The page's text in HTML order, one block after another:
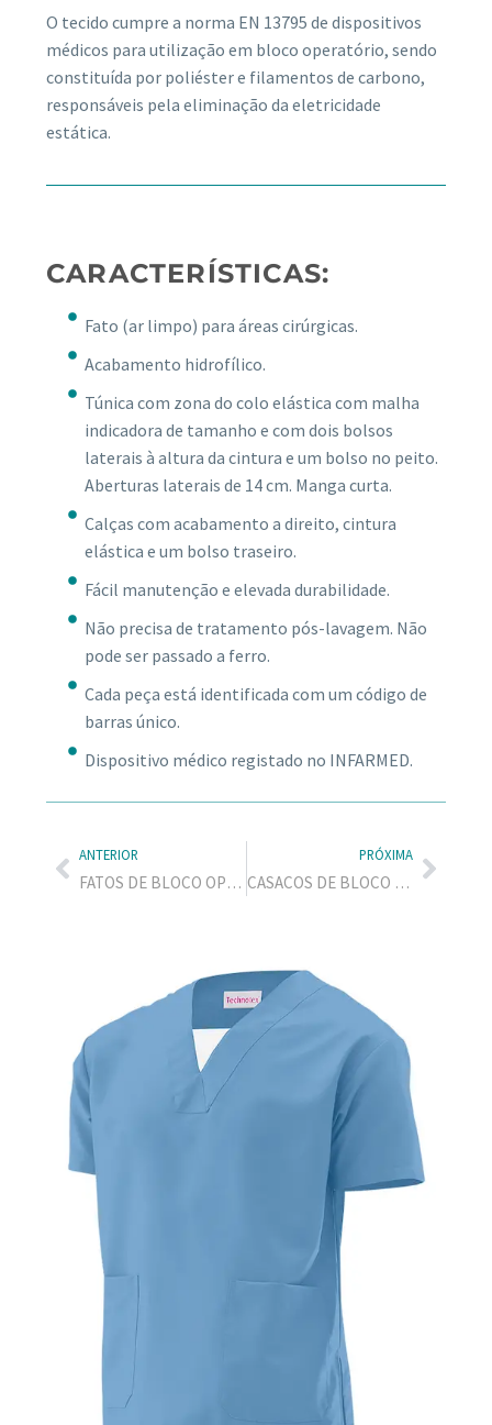
O tecido cumpre a norma EN 13795 de dispositivos
médicos para utilização em bloco operatório, sendo
constituída por poliéster e filamentos de carbono,
responsáveis pela eliminação da eletricidade
estática.
CARACTERÍSTICAS:
Fato (ar limpo) para áreas cirúrgicas.
Acabamento hidrofílico.
Túnica com zona do colo elástica com malha
indicadora de tamanho e com dois bolsos
laterais à altura da cintura e um bolso no peito.
Aberturas laterais de 14 cm. Manga curta.
Calças com acabamento a direito, cintura
elástica e um bolso traseiro.
Fácil manutenção e elevada durabilidade.
Não precisa de tratamento pós-lavagem. Não
pode ser passado a ferro.
Cada peça está identificada com um código de
barras único.
Dispositivo médico registado no INFARMED.
ANTERIOR
FATOS DE BLOCO OPERATÓRIO
PRÓXIMA
CASACOS DE BLOCO OPERATÓRIO